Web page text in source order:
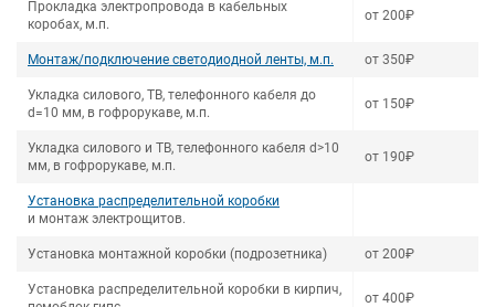
Прокладка электропровода в кабельных
коробах, м.п.
от 200₽
Монтаж/подключение светодиодной ленты, м.п. от 350₽
Укладка силового, ТВ, телефонного кабеля до
d=10 мм, в гофрорукаве, м.п.
от 150₽
Укладка силового и ТВ, телефонного кабеля d>10
мм, в гофрорукаве, м.п.
от 190₽
Установка распределительной коробки
и монтаж электрощитов.
Установка монтажной коробки (подрозетника) от 200₽
Установка распределительной коробки в кирпич,
от 400₽